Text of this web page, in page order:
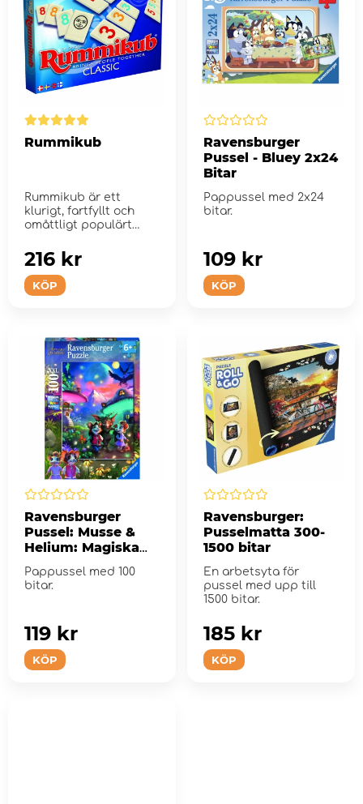
Rummikub
Rummikub är ett
klurigt, fartfyllt och
omåttligt populärt
KÖP
216 kr
Ravensburger
Pussel - Bluey 2x24
Bitar
Pappussel med 2x24
bitar.
KÖP
109 kr
Ravensburger
Pussel: Musse &
Helium: Magiska
Bitar XXL
Pappussel med 100
bitar.
KÖP
119 kr
Ravensburger:
Pusselmatta 300-
1500 bitar
En arbetsyta för
pussel med upp till
1500 bitar.
KÖP
185 kr